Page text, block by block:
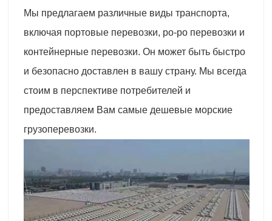
Мы предлагаем различные виды транспорта,
включая портовые перевозки, ро-ро перевозки и
контейнерные перевозки. Он может быть быстро
и безопасно доставлен в вашу страну. Мы всегда
стоим в перспективе потребителей и
предоставляем Вам самые дешевые морские
грузоперевозки.